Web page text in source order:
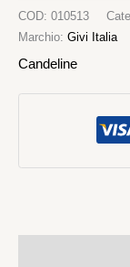
COD: 010513
Marchio: Givi Italia
Candeline